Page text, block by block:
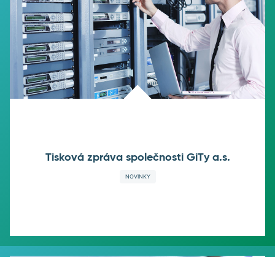
Tisková zpráva společnosti GiTy a.s.
NOVINKY